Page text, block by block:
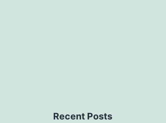
Recent Posts